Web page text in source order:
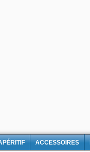
ACCESSOIRES